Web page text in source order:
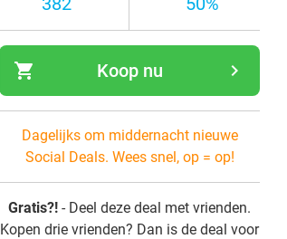
shopping_cart navigate_next
Koop nu
Dagelijks om middernacht nieuwe
Social Deals. Wees snel, op = op!
Gratis?! - Deel deze deal met vrienden.
Kopen drie vrienden? Dan is de deal voor